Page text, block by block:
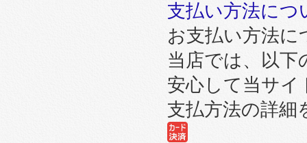
支払い方法につ
お支払い方法に
当店では、以
安心して当サイ
支払方法の詳細